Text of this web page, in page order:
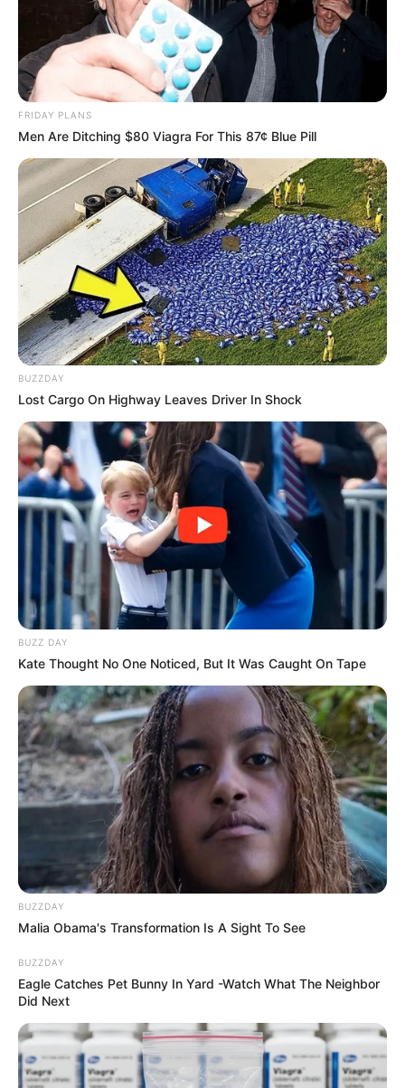
Szerző
More by Szerző
Post
Previous ArticlePrevious
article:
Most jön Orbán Viktor
Next Article
Rendkívüli bejelentést
FRIDAY PLANS
Men Are Ditching $80 Viagra For This 87¢ Blue Pill
BUZZDAY
Lost Cargo On Highway Leaves Driver In Shock
BUZZ DAY
Kate Thought No One Noticed, But It Was Caught On Tape
BUZZDAY
Malia Obama's Transformation Is A Sight To See
BUZZDAY
Eagle Catches Pet Bunny In Yard -Watch What The Neighbor
Did Next